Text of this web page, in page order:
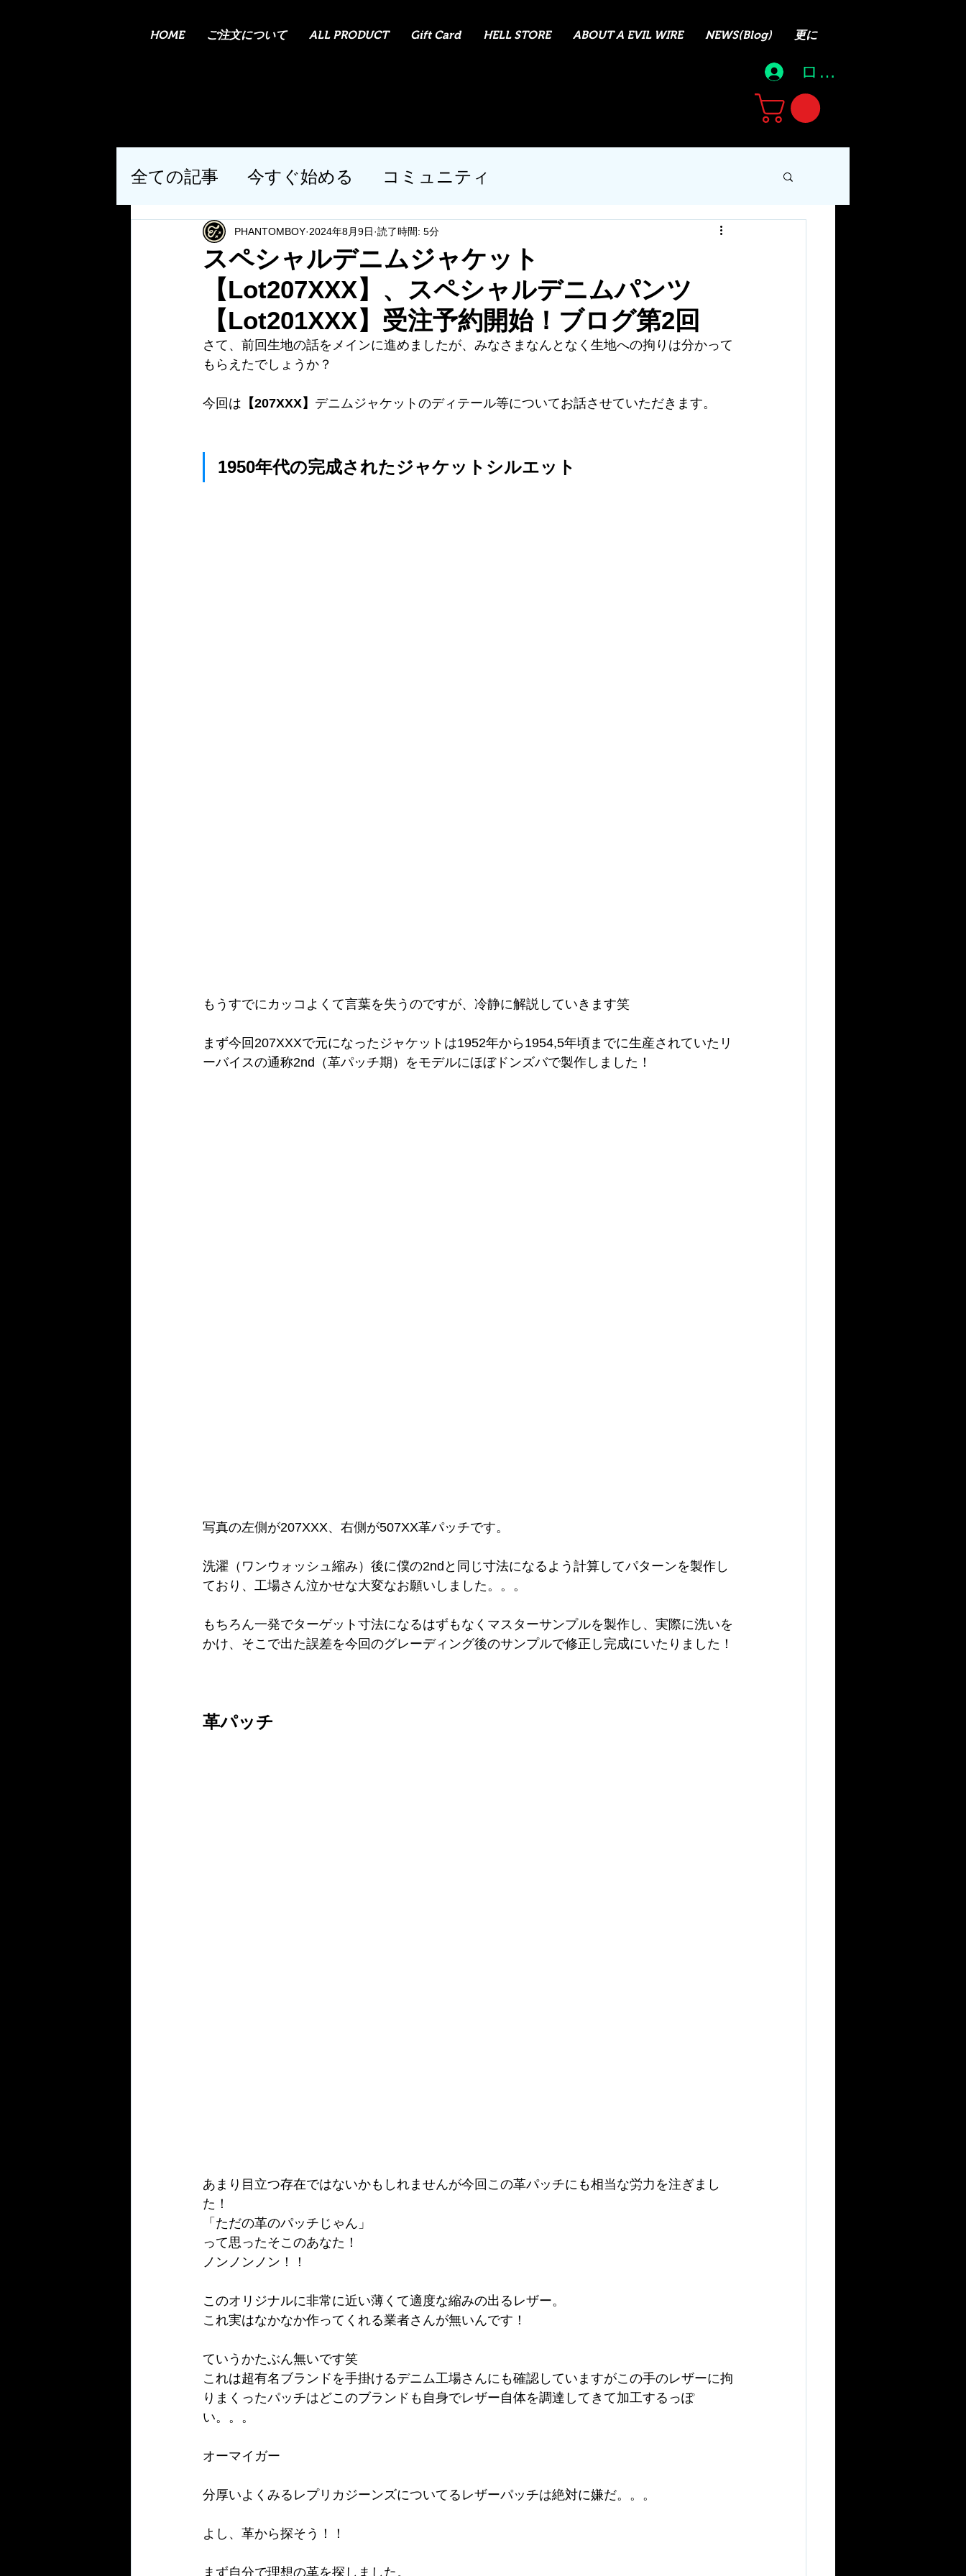
HOME ご注文について ALL PRODUCT Gift Card HELL STORE ABOUT A EVIL WIRE NEWS(Blog) 更に
ログイン
全ての記事 今すぐ始める コミュニティ
スペシャルデニムジャケット
【Lot207XXX】、スペシャルデニムパンツ
【Lot201XXX】受注予約開始！ブログ第2回
PHANTOMBOY 2024年8月9日 読了時間: 5分
さて、前回生地の話をメインに進めましたが、みなさまなんとなく生地への拘りは分かって
もらえたでしょうか？
今回は 【207XXX】 デニムジャケットのディテール等についてお話させていただきます。
1950年代の完成されたジャケットシルエット
もうすでにカッコ よくて言葉を失うのですが、冷静に解説していきます笑
まず今回207XXXで元になったジャケットは1952年から1954,5年頃までに生産されていたリ
ーバイスの通称2nd（革パッチ期）をモデルにほぼドンズバで製作しました！
写真の左側が207XXX、右側が507XX革パッチです。
洗濯（ワンウォッシュ縮み）後に僕の2ndと同じ寸法になるよう計算してパターンを製作し
ており、工場さん泣かせな大変なお願いしました。。。
もちろん一発でターゲット寸法になるはずもなくマスターサンプルを製作し、実際に洗いを
かけ、そこで出た誤差を今回のグレーディング後のサンプルで修正し完成にいたりました！
革パッチ
あまり目立つ存在ではないかもしれませんが今回この革パッチにも相当な労力を注ぎまし
た！
「ただの革のパッチじゃん」
って思ったそこのあなた！
ノンノンノン！！
このオリジナルに非常に近い薄くて適度な縮みの出るレザー。
これ実はなかなか作ってくれる業者さんが無いんです！
ていうかたぶん無いです笑
これは超有名ブランドを手掛けるデニム工場さんにも確認していますがこの手のレザーに拘
りまくったパッチはどこのブランドも自身でレザー自体を調達してきて加工するっぽ
い。。。
オーマイガー
分厚いよくみるレプリカジーンズについてるレザーパッチは絶対に嫌だ。。。
よし、革から探そう！！
まず自分で理想の革を探しました。